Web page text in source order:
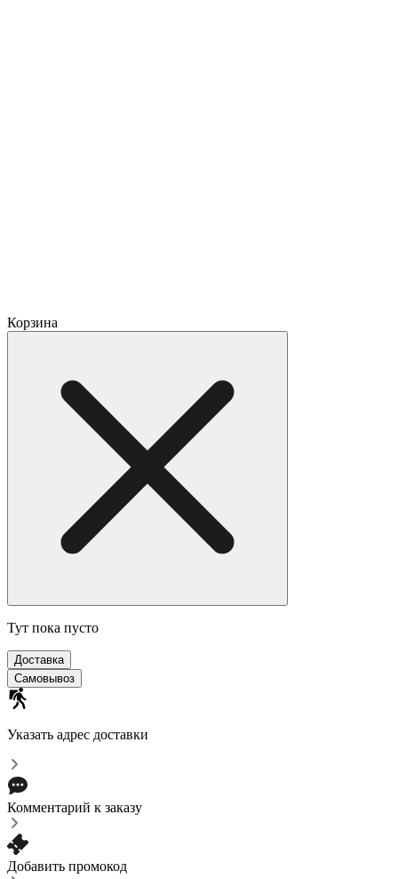
Корзина
Тут пока пусто
Доставка
Самовывоз
Указать адрес доставки
Комментарий к заказу
Добавить промокод